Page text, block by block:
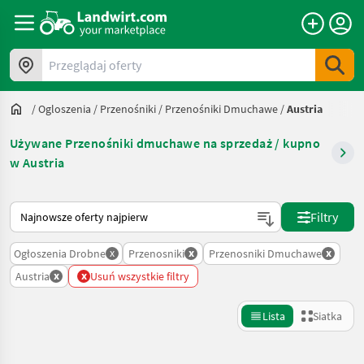
Przeglądaj oferty
/Ogloszenia / Przenośniki / Przenośniki Dmuchawe /Austria
Używane Przenośniki dmuchawe na sprzedaż / kupno
w Austria
Tak sortuje się na Landwirt.com
Filtry
Ogłoszenia Drobne x Przenosniki x Przenosniki Dmuchawe x
Austria x x Usuń wszystkie filtry
Lista Siatka